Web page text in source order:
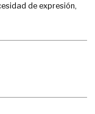
de expresión,